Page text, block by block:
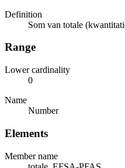
Definition
Som van totale
Range
Lower cardinality
0
Name
Number
Elements
Member name